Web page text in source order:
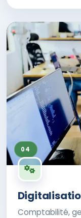
04
Comptabilité,